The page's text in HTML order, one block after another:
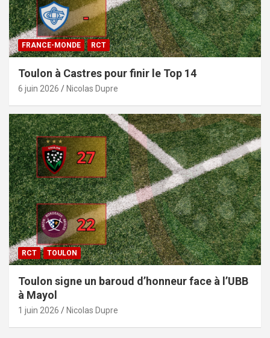
FRANCE-MONDE RCT
Toulon à Castres pour finir le Top 14
6 juin 2026 Nicolas Dupre
RCT TOULON
Toulon signe un baroud d’honneur face à l’UBB
à Mayol
1 juin 2026 Nicolas Dupre